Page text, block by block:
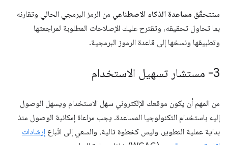
ستتحقّق مساعدة الذكاء الاصطناعي من الرمز البرمجي الحالي وتقارنه
بما تحاول تحقيقه، وتقترح عليك الإصلاحات المطلوبة لمراجعتها
وتطبيقها ونسخها إلى قاعدة الرموز البرمجية.
3- مستشار تسهيل الاستخدام
من المهم أن يكون موقعك الإلكتروني سهل الاستخدام ويسهل الوصول
إليه باستخدام التكنولوجيا المساعدة. يجب مراعاة إمكانية الوصول منذ
بداية عملية التطوير، وليس كخطوة تالية، والسعي إلى اتّباع إرشادات